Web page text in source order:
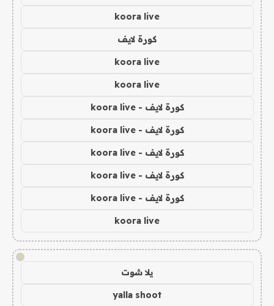
koora live
كورة لايف
koora live
koora live
كورة لايف - koora live
كورة لايف - koora live
كورة لايف - koora live
كورة لايف - koora live
كورة لايف - koora live
koora live
!
يلا شوت
yalla shoot